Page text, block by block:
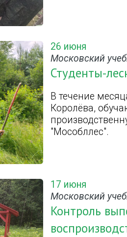
26 июня
Московский
Студенты-
В течение
Королёва,
"Мособллес".
17 июня
Московский
Контроль